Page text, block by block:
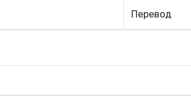
Перевод